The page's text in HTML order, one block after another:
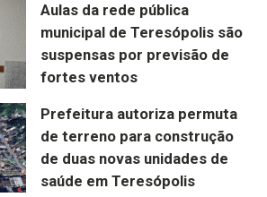
Aulas da rede pública
municipal de Teresópolis são
suspensas por previsão de
fortes ventos
Prefeitura autoriza permuta
de terreno para construção
de duas novas unidades de
saúde em Teresópolis